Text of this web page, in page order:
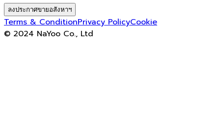
ลงประกาศขายอสังหาฯ
Terms & ConditionPrivacy PolicyCookie
© 2024 NaYoo Co., Ltd